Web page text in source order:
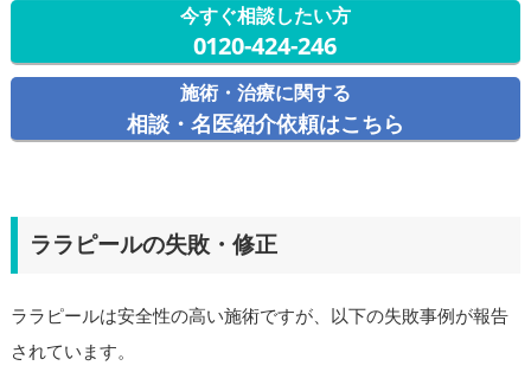
今すぐ相談したい方
0120-424-246
施術・治療に関する
相談・名医紹介依頼はこちら
ララピールの失敗・修正
ララピールは安全性の高い施術ですが、以下の失敗事例が報告
されています。